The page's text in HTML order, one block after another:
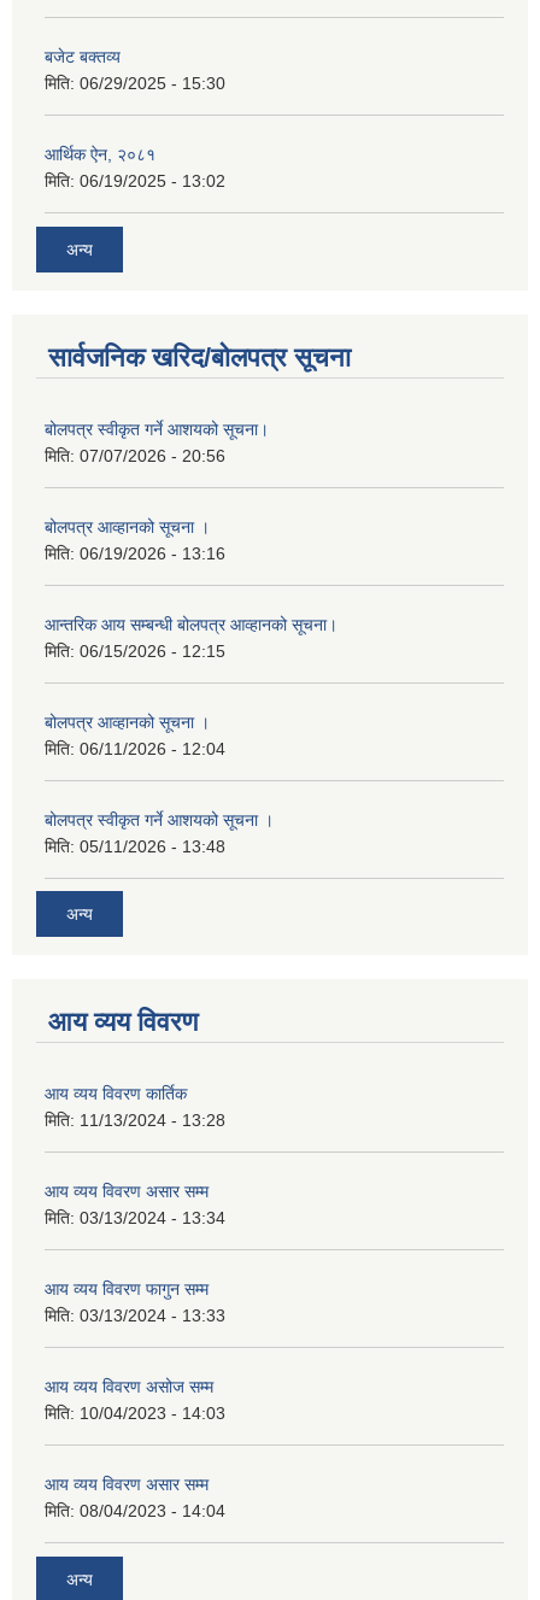
बजेट बक्तव्य
मिति: 06/29/2025 - 15:30
आर्थिक ऐन, २०८१
मिति: 06/19/2025 - 13:02
अन्य
सार्वजनिक खरिद/बोलपत्र सूचना
बोलपत्र स्वीकृत गर्ने आशयको सूचना।
मिति: 07/07/2026 - 20:56
बोलपत्र आव्हानको सूचना ।
मिति: 06/19/2026 - 13:16
आन्तरिक आय सम्बन्धी बोलपत्र आव्हानको सूचना।
मिति: 06/15/2026 - 12:15
बोलपत्र आव्हानको सूचना ।
मिति: 06/11/2026 - 12:04
बोलपत्र स्वीकृत गर्ने आशयको सूचना ।
मिति: 05/11/2026 - 13:48
अन्य
आय व्यय विवरण
आय व्यय विवरण कार्तिक
मिति: 11/13/2024 - 13:28
आय व्यय विवरण असार सम्म
मिति: 03/13/2024 - 13:34
आय व्यय विवरण फागुन सम्म
मिति: 03/13/2024 - 13:33
आय व्यय विवरण असोज सम्म
मिति: 10/04/2023 - 14:03
आय व्यय विवरण असार सम्म
मिति: 08/04/2023 - 14:04
अन्य